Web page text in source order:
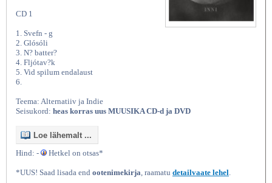
CD 1
1. Svefn - g
2. Glósóli
3. N? batter?
4. Fljótav?k
5. Vid spilum endalaust
6.
Teema: Alternatiiv ja Indie
Seisukord: heas korras uus MUUSIKA CD-d ja DVD
Loe lähemalt ...
Hind: -
Hetkel on otsas*
*UUS! Saad lisada end ootenimekirja, raamatu detailvaate lehel.